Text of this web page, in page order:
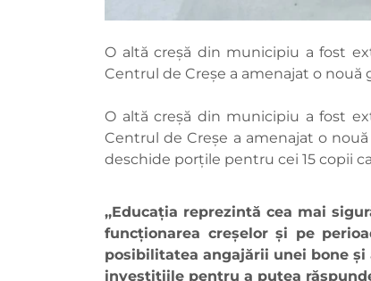
O altă creşă din municipiu a fost
Centrul de Creșe a amenajat o nouă
O altă creşă din municipiu a fost
Centrul de Creșe a amenajat o
deschide porțile pentru cei 15 copii
,,Educația reprezintă cea mai
funcționarea creșelor și pe
posibilitatea angajării unei bone și
investițiile pentru a putea